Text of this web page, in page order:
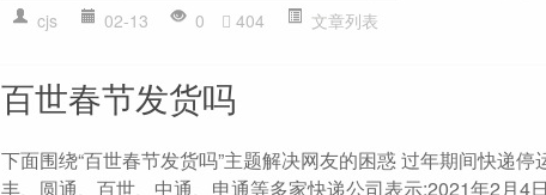
cjs 02-13 0 404 文章列表
百世春节发货吗
下面围绕“百世春节发货吗”主题解决网友的困惑 过年期间快递
丰、圆通、百世、中通、申通等多家快递公司表示:2021年2月4